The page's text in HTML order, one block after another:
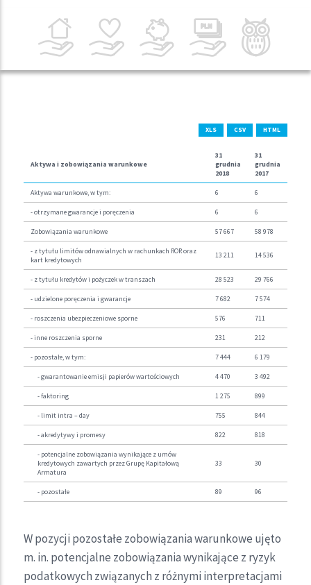
XLS CSV HTML
Aktywa i zobowiązania warunkowe
31
grudnia
2018
31
grudnia
2017
Aktywa warunkowe, w tym: 6 6
- otrzymane gwarancje i poręczenia 6 6
Zobowiązania warunkowe 57 667 58 978
- z tytułu limitów odnawialnych w rachunkach ROR oraz
kart kredytowych
13 211 14 536
- z tytułu kredytów i pożyczek w transzach 28 523 29 766
- udzielone poręczenia i gwarancje 7 682 7 574
- roszczenia ubezpieczeniowe sporne 576 711
- inne roszczenia sporne 231 212
- pozostałe, w tym: 7 444 6 179
- gwarantowanie emisji papierów wartościowych 4 470 3 492
- faktoring 1 275 899
- limit intra – day 755 844
- akredytywy i promesy 822 818
- potencjalne zobowiązania wynikające z umów
kredytowych zawartych przez Grupę Kapitałową
Armatura
33 30
- pozostałe 89 96
W pozycji pozostałe zobowiązania warunkowe ujęto
m. in. potencjalne zobowiązania wynikające z ryzyk
podatkowych związanych z różnymi interpretacjami